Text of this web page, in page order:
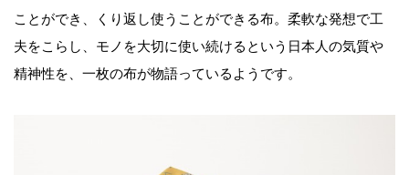
ことができ、くり返し使うことができる布。柔軟な発想で工
夫をこらし、モノを大切に使い続けるという日本人の気質や
精神性を、一枚の布が物語っているようです。